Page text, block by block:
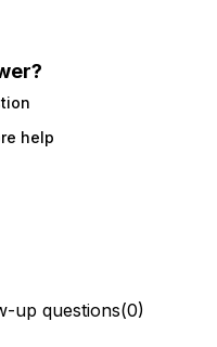
help
up questions(0)